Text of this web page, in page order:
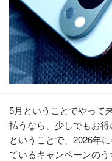
5月ということでやって
払うなら、少しでもお得
ということで、2026年
ているキャンペーンの